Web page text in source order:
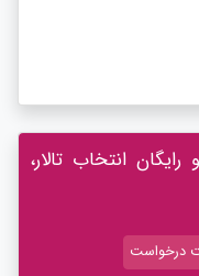
انتخاب تالار،